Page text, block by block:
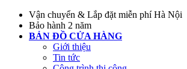
Vận chuyển & Lắp đặt miễn phí Hà Nội
Bảo hành 2 năm
BẢN ĐỒ CỬA HÀNG
Giới thiệu
Tin tức